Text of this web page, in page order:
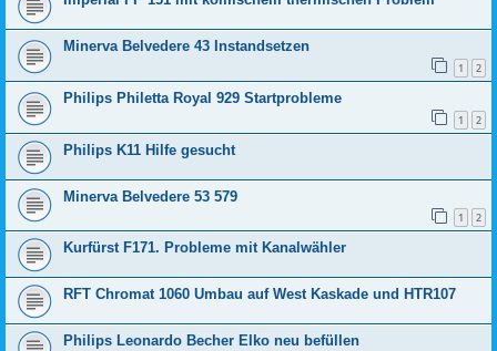
Minerva Belvedere 43 Instandsetzen
1 2
Philips Philetta Royal 929 Startprobleme
1 2
Philips K11 Hilfe gesucht
Minerva Belvedere 53 579
1 2
Kurfürst F171. Probleme mit Kanalwähler
RFT Chromat 1060 Umbau auf West Kaskade und HTR107
Philips Leonardo Becher Elko neu befüllen